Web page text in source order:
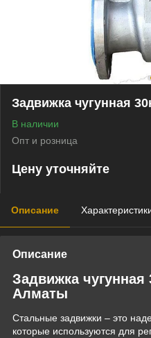
Задвижка чугунная
В наличии
Опт и розница
Цену уточняйте
Описание
Описание
Задвижка
Алматы
Стальные задвижки – это
которые используются для